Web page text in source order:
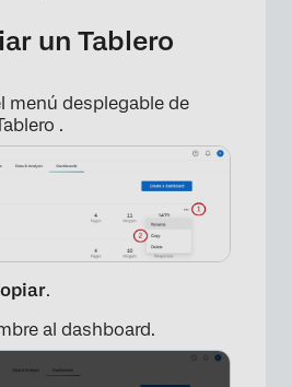
un Tablero
menú desplegable de
.
.
al dashboard.